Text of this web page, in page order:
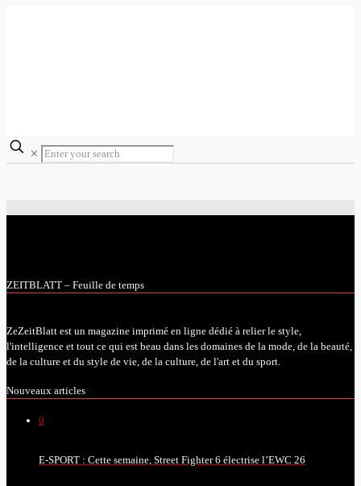
✕
ZEITBLATT – Feuille de temps
ZeZeitBlatt est un magazine imprimé en ligne dédié à relier le style,
l'intelligence et tout ce qui est beau dans les domaines de la mode, de la beauté,
de la culture et du style de vie, de la culture, de l'art et du sport.
Nouveaux articles
0
E-SPORT : Cette semaine, Street Fighter 6 électrise l’EWC 26